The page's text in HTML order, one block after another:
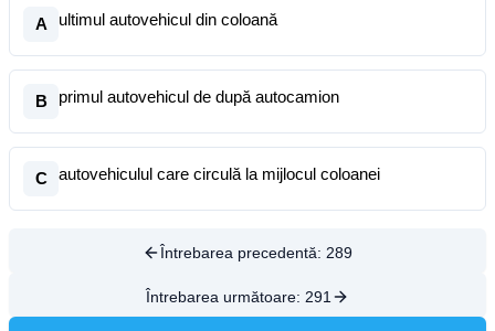
A ultimul autovehicul din coloană
B primul autovehicul de după autocamion
C autovehiculul care circulă la mijlocul coloanei
Întrebarea precedentă: 289
Întrebarea următoare: 291